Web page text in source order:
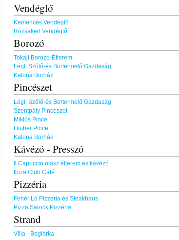
Vendéglő
Kemencés Vendéglő
Rózsakert Vendéglő
Borozó
Tokaji Borozó-Étterem
Légli Szőlő-és Bortermelő Gazdaság
Katona Borház
Pincészet
Légli Szőlő-és Bortermelő Gazdaság
Szentpály Pincészet
Miklós Pince
Hujber Pince
Katona Borház
Kávézó - Presszó
Il Capriccio olasz étterem és kávézó
Ibiza Club Café
Pizzéria
Fehér Ló Pizzéria és Steakhaus
Pizza Sarock Pizzéria
Strand
Villa - Boglárka